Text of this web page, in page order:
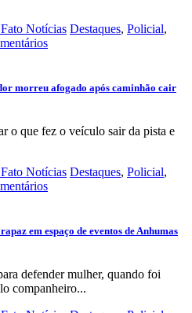
Notícias Destaques, Policial,
morreu afogado após caminhão cair
o que fez o veículo sair da pista e
Notícias Destaques, Policial,
em espaço de eventos de Anhumas
defender mulher, quando foi
companheiro...